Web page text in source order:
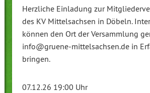
Herzliche Einladung zur
des KV Mittelsachsen in Döbeln.
können den Ort der Versammlung
info@gruene-mittelsachsen.de in
bringen.
07.12.26 19:00 Uhr